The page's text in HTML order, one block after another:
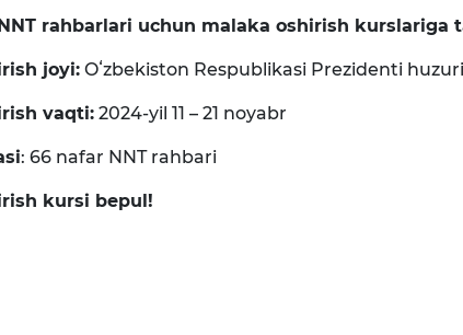
NNT rahbarlari uchun malaka oshirish
joyi: Oʻzbekiston Respublikasi Prezidenti
vaqti: 2024-yil 11 – 21 noyabr
: 66 nafar NNT rahbari
kursi bepul!